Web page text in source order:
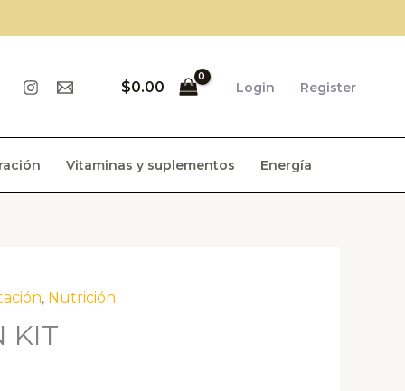
$0.00 Login Register
Vitaminas y suplementos Energía
, Nutrición
KIT